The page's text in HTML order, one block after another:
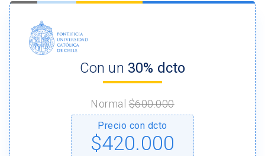
Con un 30% dcto
Normal$600.000
Precio con dcto
$420.000